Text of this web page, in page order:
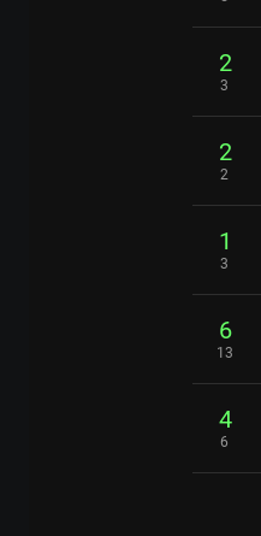
2
3
2
2
1
3
6
13
4
6